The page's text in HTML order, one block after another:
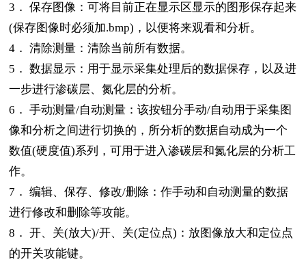
3．
保存图像：可将目前正在显示区显示的图形保存起来
(保存图像时必须加.bmp)，以便将来观看和分析。
4．
清除测量：清除当前所有数据。
5．
数据显示：用于显示采集处理后的数据保存，以及进
一步进行渗碳层、氮化层的分析。
6．
手动测量/自动测量：该按钮分手动/自动用于采集图
像和分析之间进行切换的，所分析的数据自动成为一个
数值(硬度值)系列，可用于进入渗碳层和氮化层的分析工
作。
7．
编辑、保存、修改/删除：作手动和自动测量的数据
进行修改和删除等攻能。
8．
开、关(放大)/开、关(定位点) ：放图像放大和定位点
的开关攻能键。